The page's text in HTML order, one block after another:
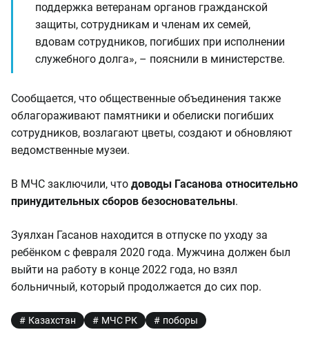
поддержка ветеранам органов гражданской
защиты, сотрудникам и членам их семей,
вдовам сотрудников, погибших при исполнении
служебного долга», – пояснили в министерстве.
Сообщается, что общественные объединения также
облагораживают памятники и обелиски погибших
сотрудников, возлагают цветы, создают и обновляют
ведомственные музеи.
В МЧС заключили, что доводы Гасанова относительно
принудительных сборов безосновательны.
Зуялхан Гасанов находится в отпуске по уходу за
ребёнком с февраля 2020 года. Мужчина должен был
выйти на работу в конце 2022 года, но взял
больничный, который продолжается до сих пор.
Казахстан МЧС РК поборы